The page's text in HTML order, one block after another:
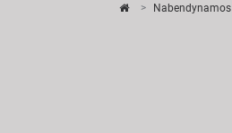
Nabendynamos